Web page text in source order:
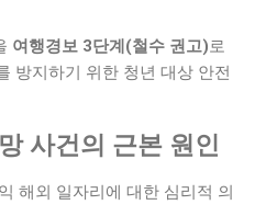
여행경보 3단계(철수 권고)로
방지하기 위한 청년 대상 안전
사건의 근본 원인
해외 일자리에 대한 심리적 의